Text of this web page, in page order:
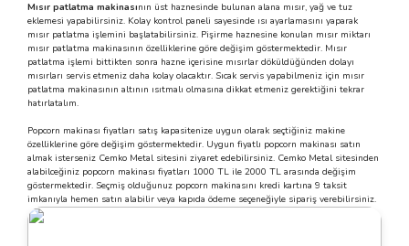
Mısır patlatma makinasının üst haznesinde bulunan alana mısır, yağ ve tuz
eklemesi yapabilirsiniz. Kolay kontrol paneli sayesinde ısı ayarlamasını yaparak
mısır patlatma işlemini başlatabilirsiniz. Pişirme haznesine konulan mısır miktarı
mısır patlatma makinasının özelliklerine göre değişim göstermektedir. Mısır
patlatma işlemi bittikten sonra hazne içerisine mısırlar döküldüğünden dolayı
mısırları servis etmeniz daha kolay olacaktır. Sıcak servis yapabilmeniz için mısır
patlatma makinasının altının ısıtmalı olmasına dikkat etmeniz gerektiğini tekrar
hatırlatalım.
Popcorn makinası fiyatları satış kapasitenize uygun olarak seçtiğiniz makine
özelliklerine göre değişim göstermektedir. Uygun fiyatlı popcorn makinası satın
almak isterseniz Cemko Metal sitesini ziyaret edebilirsiniz. Cemko Metal sitesinden
alabilceğiniz popcorn makinası fiyatları 1000 TL ile 2000 TL arasında değişim
göstermektedir. Seçmiş olduğunuz popcorn makinasını kredi kartına 9 taksit
imkanıyla hemen satın alabilir veya kapıda ödeme seçeneğiyle sipariş verebilirsiniz.